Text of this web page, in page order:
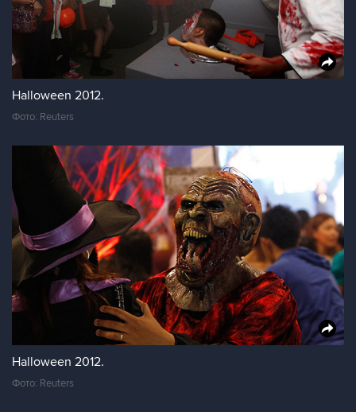
Halloween 2012.
Фото: Reuters
Halloween 2012.
Фото: Reuters